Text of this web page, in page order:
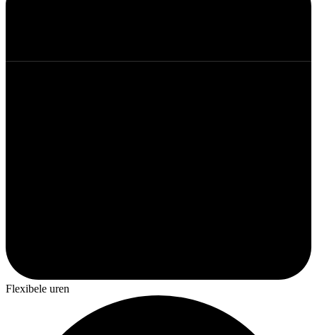
Flexibele uren